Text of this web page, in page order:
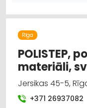
CELTNIECĪBAS UN
Rīga
POLISTEP,
materiāli,
Jersikas 45-5,
+371 26937082